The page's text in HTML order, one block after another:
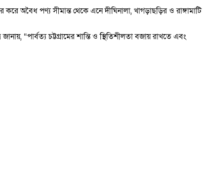
অবৈধ পণ্য সীমান্ত থেকে এনে দীঘিনালা, খাগড়াছড়ির ও রাঙ্গামাটি
“পার্বত্য চট্টগ্রামের শান্তি ও স্থিতিশীলতা বজায় রাখতে এবং